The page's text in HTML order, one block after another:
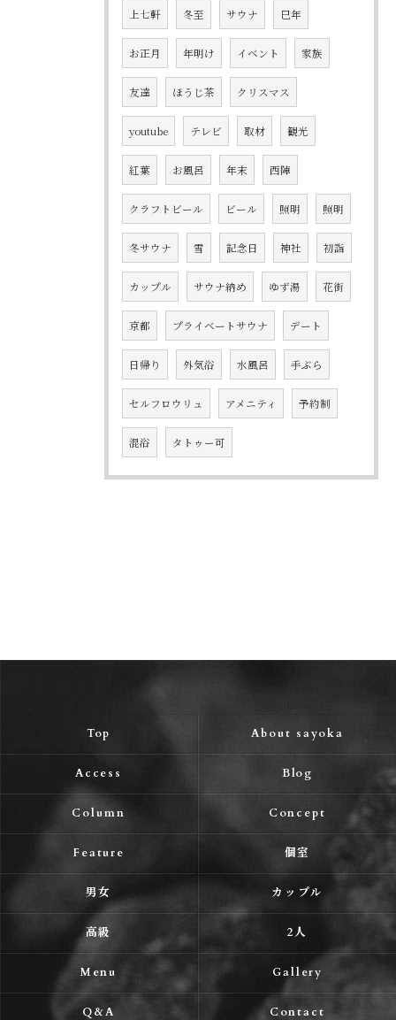
上七軒 冬至 サウナ 巳年
お正月 年明け イベント 家族
友達 ほうじ茶 クリスマス
youtube テレビ 取材 観光
紅葉 お風呂 年末 西陣
クラフトビール ビール 照明 照明
冬サウナ 雪 記念日 神社 初詣
カップル サウナ納め ゆず湯 花街
京都 プライベートサウナ デート
日帰り 外気浴 水風呂 手ぶら
セルフロウリュ アメニティ 予約制
混浴 タトゥー可
Top About sayoka
Access Blog
Column Concept
Feature 個室
男女 カップル
高級 2人
Menu Gallery
Q&A Contact